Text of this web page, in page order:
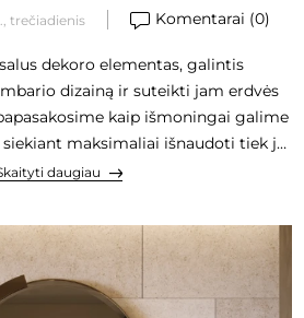
trečiadienis Komentarai (0)
dekoro elementas, galintis
dizainą ir suteikti jam erdvės
kaip išmoningai galime
maksimaliai išnaudoti tiek jų
namų interjere.
daugiau